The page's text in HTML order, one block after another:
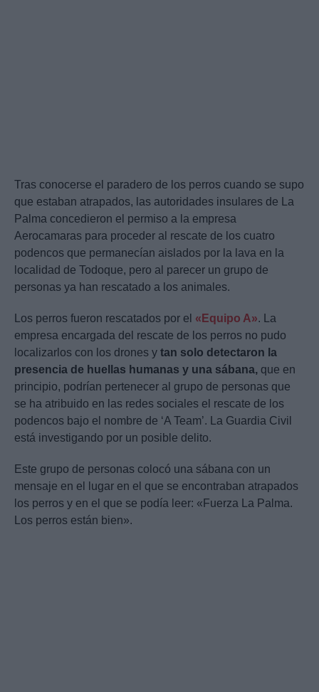
Tras conocerse el paradero de los perros cuando se supo
que estaban atrapados, las autoridades insulares de La
Palma concedieron el permiso a la empresa
Aerocamaras para proceder al rescate de los cuatro
podencos que permanecían aislados por la lava en la
localidad de Todoque, pero al parecer un grupo de
personas ya han rescatado a los animales.
Los perros fueron rescatados por el «Equipo A». La
empresa encargada del rescate de los perros no pudo
localizarlos con los drones y tan solo detectaron la
presencia de huellas humanas y una sábana, que en
principio, podrían pertenecer al grupo de personas que
se ha atribuido en las redes sociales el rescate de los
podencos bajo el nombre de ‘A Team’. La Guardia Civil
está investigando por un posible delito.
Este grupo de personas colocó una sábana con un
mensaje en el lugar en el que se encontraban atrapados
los perros y en el que se podía leer: «Fuerza La Palma.
Los perros están bien».